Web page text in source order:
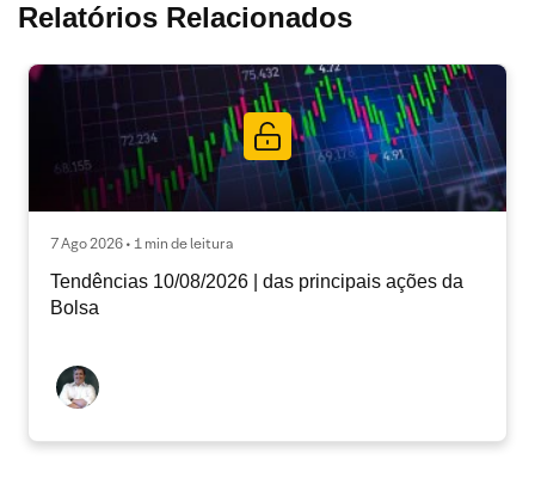
Relatórios Relacionados
7 Ago 2026 • 1 min de leitura
Tendências 10/08/2026 | das principais ações da
Bolsa